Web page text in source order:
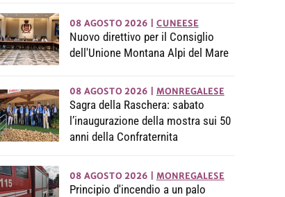
08 AGOSTO 2026 CUNEESE
Nuovo direttivo per il Consiglio
dell'Unione Montana Alpi del Mare
08 AGOSTO 2026 MONREGALESE
Sagra della Raschera: sabato
l’inaugurazione della mostra sui 50
anni della Confraternita
08 AGOSTO 2026 MONREGALESE
Principio d'incendio a un palo